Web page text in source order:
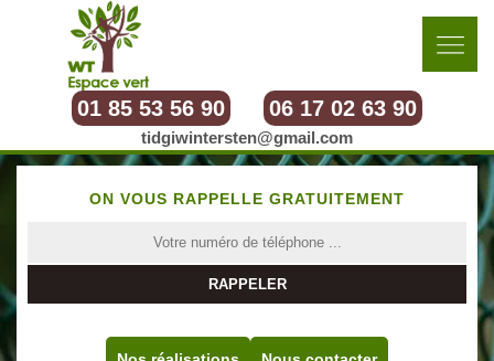
01 85 53 56 90 06 17 02 63 90
tidgiwintersten@gmail.com
ON VOUS RAPPELLE GRATUITEMENT